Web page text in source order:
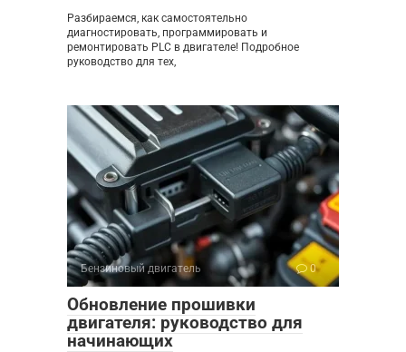
Разбираемся, как самостоятельно
диагностировать, программировать и
ремонтировать PLC в двигателе! Подробное
руководство для тех,
Бензиновый двигатель 0
Обновление прошивки
двигателя: руководство для
начинающих